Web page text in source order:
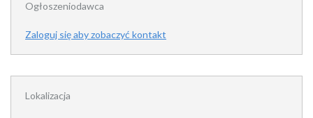
Ogłoszeniodawca
Zaloguj się aby zobaczyć kontakt
Lokalizacja